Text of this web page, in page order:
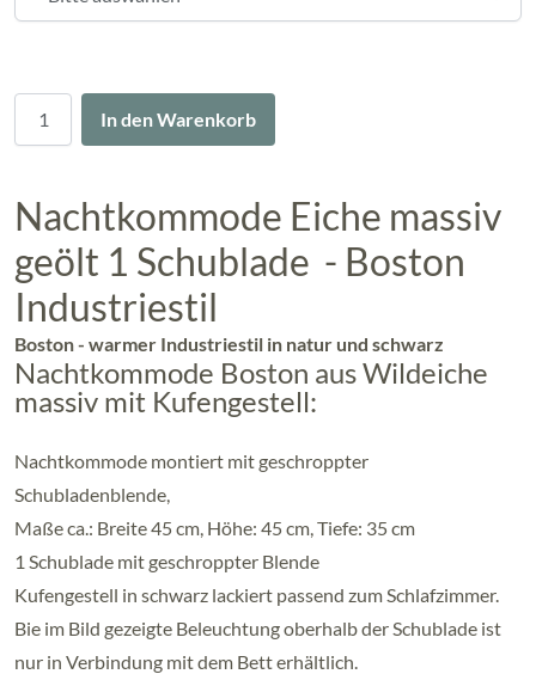
In den Warenkorb
Nachtkommode Eiche massiv
geölt 1 Schublade - Boston
Industriestil
Boston - warmer Industriestil in natur und schwarz
Nachtkommode Boston aus Wildeiche
massiv mit Kufengestell:
Nachtkommode montiert mit geschroppter
Schubladenblende,
Maße ca.: Breite 45 cm, Höhe: 45 cm, Tiefe: 35 cm
1 Schublade mit geschroppter Blende
Kufengestell in schwarz lackiert passend zum Schlafzimmer.
Bie im Bild gezeigte Beleuchtung oberhalb der Schublade ist
nur in Verbindung mit dem Bett erhältlich.